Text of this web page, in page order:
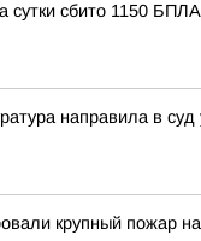
сбито 1150
направила в
крупный пожар